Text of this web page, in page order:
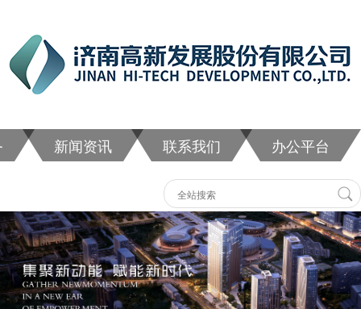
新闻资讯 联系我们 办公平台